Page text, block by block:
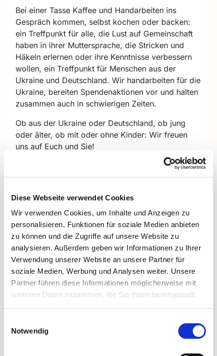
Diese Webseite verwendet Cookies
Wir verwenden Cookies, um Inhalte und Anzeigen zu
personalisieren, Funktionen für soziale Medien anbieten
zu können und die Zugriffe auf unsere Website zu
analysieren. Außerdem geben wir Informationen zu Ihrer
Verwendung unserer Website an unsere Partner für
soziale Medien, Werbung und Analysen weiter. Unsere
Partner führen diese Informationen möglicherweise mit
weiteren Daten zusammen, die Sie ihnen bereitgestellt
Notwendig
Bei einer Tasse Kaffee und Handarbeiten ins
Gespräch kommen, selbst kochen oder backen:
ein Treffpunkt für alle, die Lust auf Gemeinschaft
haben in ihrer Muttersprache, die Stricken und
Häkeln erlernen oder ihre Kenntnisse verbessern
wollen, ein Treffpunkt für Menschen aus der
Ukraine und Deutschland. Wir handarbeiten für die
Ukraine, bereiten Spendenaktionen vor und halten
zusammen auch in schwierigen Zeiten.
Ob aus der Ukraine oder Deutschland, ob jung
oder älter, ob mit oder ohne Kinder: Wir freuen
uns auf Euch und Sie!
Es freuen sich auf
Sie: Kateryna (Katya) Salova und Katja Barloschky
unter:barloschky@paulus-lichterfelde.de
Ми в'яжемо шапки та шарфи, пінетки для
малечі, шкарпетки та рукавички , светри та
сердечка для дітей і дорослих в Україні, для
себе а також для безхатченків Берліну.
Під час зустрічей у нашому Кафе ви заведете
або гачком.Ви можете відновити та
рукоділля! Наше Кафе - це місце зустрічі людей